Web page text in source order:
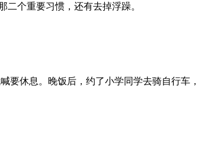
个重要习惯，还有去掉浮躁。
要休息。晚饭后，约了小学同学去骑自行车，